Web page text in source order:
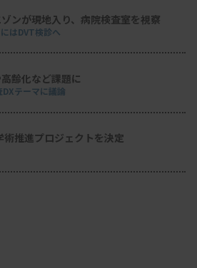
ンが現地入り、病院検査室を視察
はDVT検診へ
齢化など課題に
テーマに議論
術推進プロジェクトを決定